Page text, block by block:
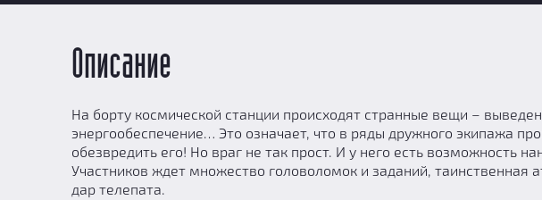
Описание
На борту космической станции происходят странные вещи –
энергообеспечение… Это означает, что в ряды дружного экипажа
обезвредить его! Но враг не так прост. И у него есть возможность
Участников ждет множество головоломок и заданий, таинственная
дар телепата.